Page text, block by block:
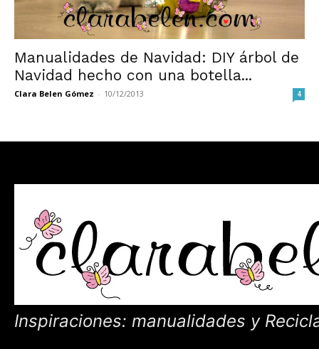
Manualidades de Navidad: DIY árbol de
Navidad hecho con una botella...
Clara Belen Gómez - 10/12/2013 4
Inspiraciones: manualidades y